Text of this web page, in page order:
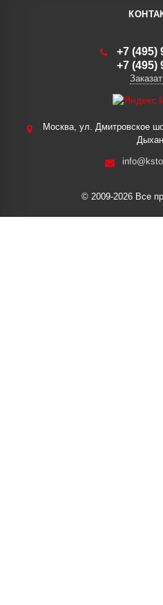
+7 (495)
+7 (495)
Москва, ул. Дмитровское
© 2009-2026 Все